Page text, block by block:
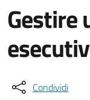
Gestire
Condividi